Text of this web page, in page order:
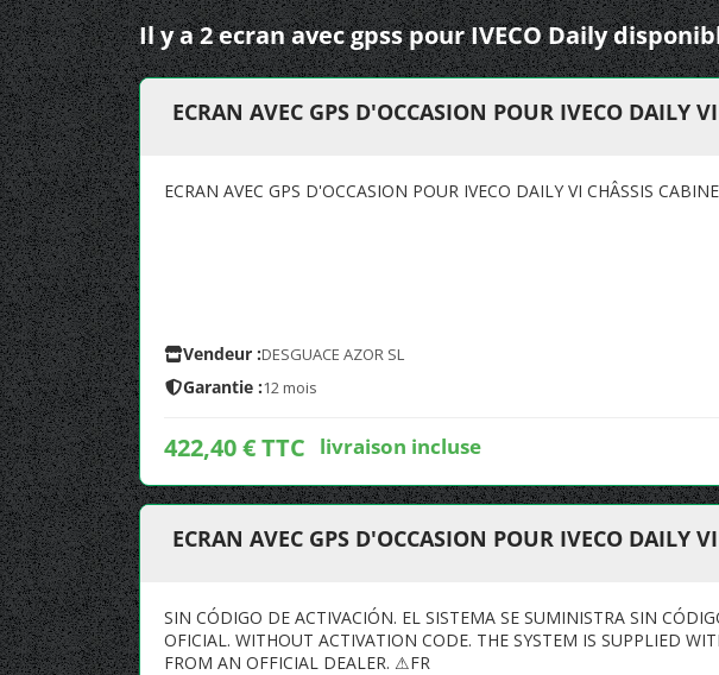
Il y a 2 ecran avec gpss pour IVECO Daily
ECRAN AVEC GPS D'OCCASION POUR IVECO DAILY
ECRAN AVEC GPS D'OCCASION POUR IVECO DAILY VI CHÂSSIS
Vendeur :DESGUACE AZOR SL
Garantie :12 mois
422,40 € TTC livraison incluse
ECRAN AVEC GPS D'OCCASION POUR IVECO DAILY
SIN CÓDIGO DE ACTIVACIÓN. EL SISTEMA SE SUMINISTRA SIN
OFICIAL. WITHOUT ACTIVATION CODE. THE SYSTEM IS SUPPLIED
FROM AN OFFICIAL DEALER. ⚠FR